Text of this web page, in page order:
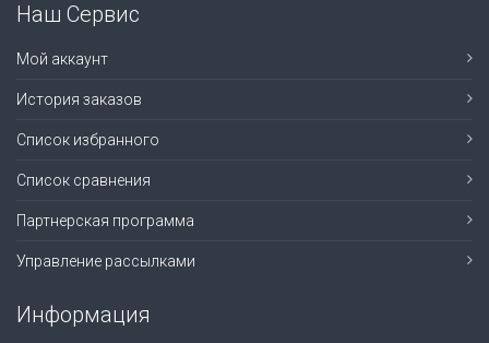
Наш Сервис
Мой аккаунт
История заказов
Список избранного
Список сравнения
Партнерская программа
Управление рассылками
Информация